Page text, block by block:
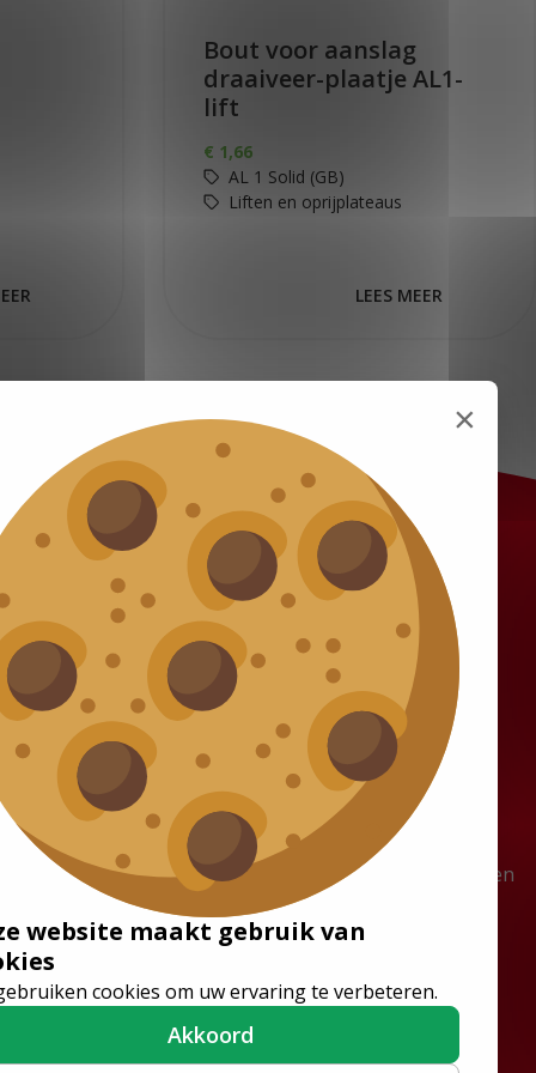
Bout voor aanslag
draaiveer-plaatje AL1-
lift
€ 1,66
AL 1 Solid (GB)
Liften en oprijplateaus
LEES MEER
Vacatures
Werken bij Tribus
Vacatures
Stages
Vakantiewerk gezocht? Verdien
tot €18 per uur bij Tribus
Volg ons
×
website maakt gebruik van
cookies om uw ervaring te verbeteren.
Akkoord